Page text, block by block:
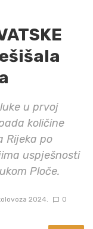
u prvoj
količine
Rijeka po
uspješnosti
Ploče.
2024. 0